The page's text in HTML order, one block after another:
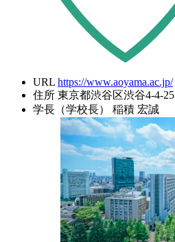
URL https://www.aoyama.ac.jp/
住所 東京都渋谷区渋谷4-4-25
学長（学校長）
稲積 宏誠